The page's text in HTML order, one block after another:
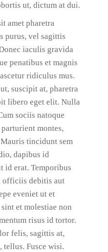
ut, dictum at dui.
amet pharetra
purus, vel sagittis
iaculis gravida
penatibus et magnis
ridiculus mus.
suscipit at, pharetra
libero eget elit. Nulla
sociis natoque
montes,
tincidunt sem
dapibus id
id erat. Temporibus
officiis debitis aut
eveniet ut et
et molestiae non
risus id tortor.
felis, sagittis at,
tellus. Fusce wisi.